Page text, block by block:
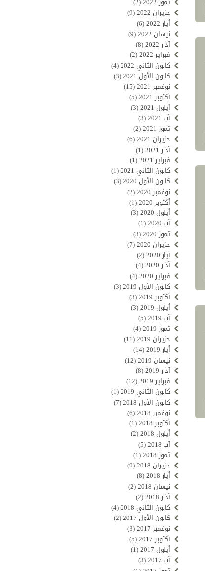
حزيران 2022
(9)
أيار 2022
(6)
نيسان 2022
(9)
آذار 2022
(8)
فبراير 2022
(2)
كانون الثاني 2022
(4)
كانون الأول 2021
(3)
نوفمبر 2021
(15)
أكتوبر 2021
(5)
أيلول 2021
(3)
آب 2021
(3)
تموز 2021
(2)
حزيران 2021
(6)
آذار 2021
(1)
فبراير 2021
(1)
كانون الثاني 2021
(1)
كانون الأول 2020
(3)
نوفمبر 2020
(2)
أكتوبر 2020
(1)
أيلول 2020
(3)
آب 2020
(1)
تموز 2020
(3)
حزيران 2020
(7)
أيار 2020
(2)
آذار 2020
(4)
فبراير 2020
(4)
كانون الأول 2019
(3)
أكتوبر 2019
(3)
أيلول 2019
(3)
آب 2019
(5)
تموز 2019
(4)
حزيران 2019
(11)
أيار 2019
(14)
نيسان 2019
(12)
آذار 2019
(8)
فبراير 2019
(12)
كانون الثاني 2019
(1)
كانون الأول 2018
(7)
نوفمبر 2018
(6)
أكتوبر 2018
(1)
أيلول 2018
(2)
آب 2018
(5)
تموز 2018
(1)
حزيران 2018
(9)
أيار 2018
(8)
نيسان 2018
(2)
آذار 2018
(2)
كانون الثاني 2018
(4)
كانون الأول 2017
(2)
نوفمبر 2017
(3)
أكتوبر 2017
(5)
أيلول 2017
(1)
آب 2017
(3)